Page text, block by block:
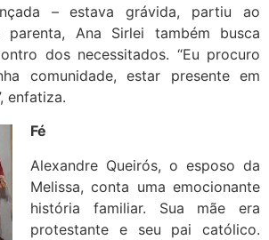
– estava grávida, partiu ao
Ana Sirlei também busca
dos necessitados. “Eu procuro
comunidade, estar presente em
enfatiza.
Fé
Alexandre Queirós, o esposo da
Melissa, conta uma emocionante
história familiar. Sua mãe era
protestante e seu pai católico.